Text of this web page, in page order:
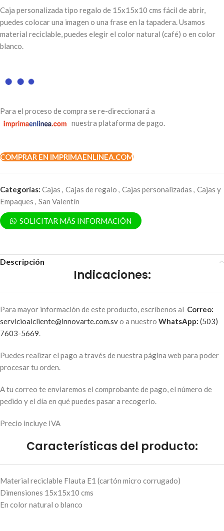
Caja personalizada tipo regalo de 15x15x10 cms fácil de abrir,
puedes colocar una imagen o una frase en la tapadera. Usamos
material reciclable, puedes elegir el color natural (café) o en color
blanco.
Para el proceso de compra se re-direccionará a
nuestra plataforma de pago.
COMPRAR EN IMPRIMAENLINEA.COM
Categorías: Cajas , Cajas de regalo , Cajas personalizadas , Cajas y
Empaques , San Valentín
SOLICITAR MÁS INFORMACIÓN
Descripción
Indicaciones:
Para mayor información de este producto, escríbenos al Correo:
servicioalcliente@innovarte.com.svo a nuestro WhatsApp: (503)
7603-5669.
Puedes realizar el pago a través de nuestra página web para poder
procesar tu orden.
A tu correo te enviaremos el comprobante de pago, el número de
pedido y el día en qué puedes pasar a recogerlo.
Precio incluye IVA
Características del producto:
Material reciclable Flauta E1 (cartón micro corrugado)
Dimensiones 15x15x10 cms
En color natural o blanco